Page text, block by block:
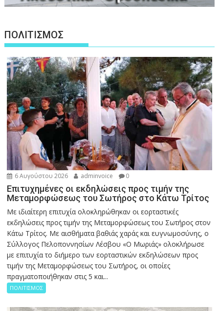
ΠΟΛΙΤΙΣΜΟΣ
6 Αυγούστου 2026 adminvoice 0
Επιτυχημένες οι εκδηλώσεις προς τιμήν της
Μεταμορφώσεως του Σωτήρος στο Κάτω Τρίτος
Με ιδιαίτερη επιτυχία ολοκληρώθηκαν οι εορταστικές
εκδηλώσεις προς τιμήν της Μεταμορφώσεως του Σωτήρος στον
Κάτω Τρίτος. Με αισθήματα βαθιάς χαράς και ευγνωμοσύνης, ο
Σύλλογος Πελοποννησίων Λέσβου «Ο Μωριάς» ολοκλήρωσε
με επιτυχία το διήμερο των εορταστικών εκδηλώσεων προς
τιμήν της Μεταμορφώσεως του Σωτήρος, οι οποίες
πραγματοποιήθηκαν στις 5 και...
ΠΟΛΙΤΙΣΜΟΣ